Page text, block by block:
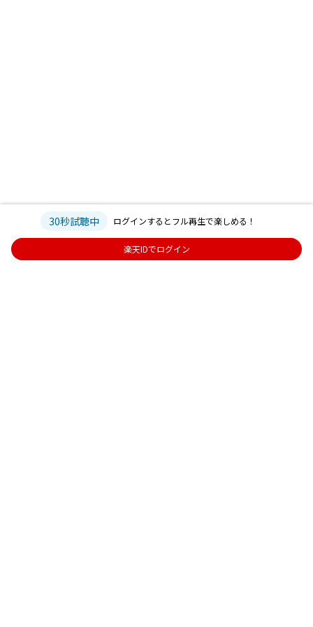
30秒試聴中 ログインするとフル再生で楽しめる！
楽天IDでログイン